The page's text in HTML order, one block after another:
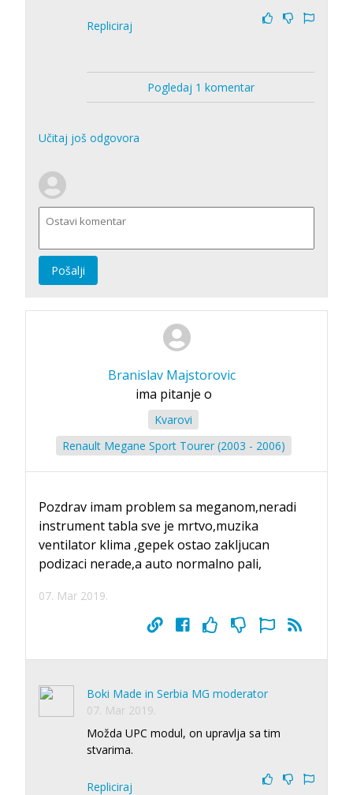
Repliciraj
Pogledaj 1 komentar
Učitaj još odgovora
Pošalji
Branislav Majstorovic
ima pitanje o
Kvarovi
Renault Megane Sport Tourer (2003 - 2006)
Pozdrav imam problem sa meganom,neradi
instrument tabla sve je mrtvo,muzika
ventilator klima ,gepek ostao zakljucan
podizaci nerade,a auto normalno pali,
07. Mar 2019.
Boki Made in Serbia MG moderator
07. Mar 2019.
Možda UPC modul, on upravlja sa tim
stvarima.
Repliciraj